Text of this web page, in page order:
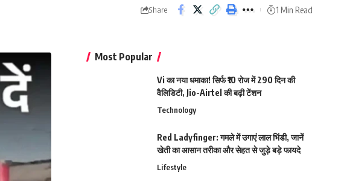
Share 1 Min Read
Most Popular
Vi का नया धमाका! सिर्फ ₹10 रोज में 290 दिन की
वैलिडिटी, Jio-Airtel की बढ़ी टेंशन
Technology
Red Ladyfinger: गमले में उगाएं लाल भिंडी, जानें
खेती का आसान तरीका और सेहत से जुड़े बड़े फायदे
Lifestyle